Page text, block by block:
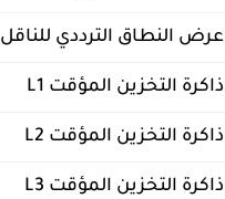
عرض النطاق الترددي للناقل
ذاكرة التخزين المؤقت L1
ذاكرة التخزين المؤقت L2
ذاكرة التخزين المؤقت L3